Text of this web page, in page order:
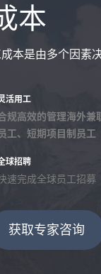
本
本是由多个因素
活用工
规高效的管理海外兼
工、短期项目制员工
球招聘
速完成全球员工招募
获取专家咨询